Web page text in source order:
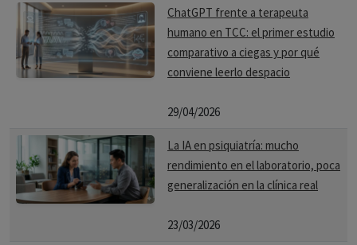
ChatGPT frente a terapeuta
humano en TCC: el primer estudio
comparativo a ciegas y por qué
conviene leerlo despacio
29/04/2026
La IA en psiquiatría: mucho
rendimiento en el laboratorio, poca
generalización en la clínica real
23/03/2026